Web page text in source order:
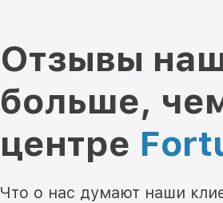
Отзывы
больше,
центре
Что о нас думают наши